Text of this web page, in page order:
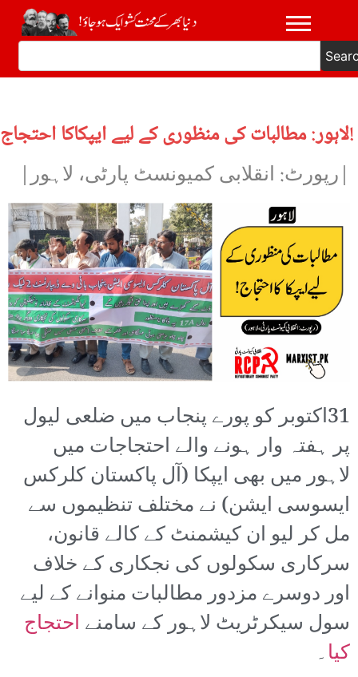
لاہور: مطالبات کی منظوری کے لیے ایپکاکا احتجاج!
|رپورٹ: انقلابی کمیونسٹ پارٹی، لاہور|
31اکتوبر کو پورے پنجاب میں ضلعی لیول
پر ہفتہ وار ہونے والے احتجاجات میں
لاہور میں بھی ایپکا (آل پاکستان کلرکس
ایسوسی ایشن) نے مختلف تنظیموں سے
مل کر لیو ان کیشمنٹ کے کالے قانون،
سرکاری سکولوں کی نجکاری کے خلاف
اور دوسرے مزدور مطالبات منوانے کے لیے
سول سیکرٹریٹ لاہور کے سامنے احتجاج
کیا۔